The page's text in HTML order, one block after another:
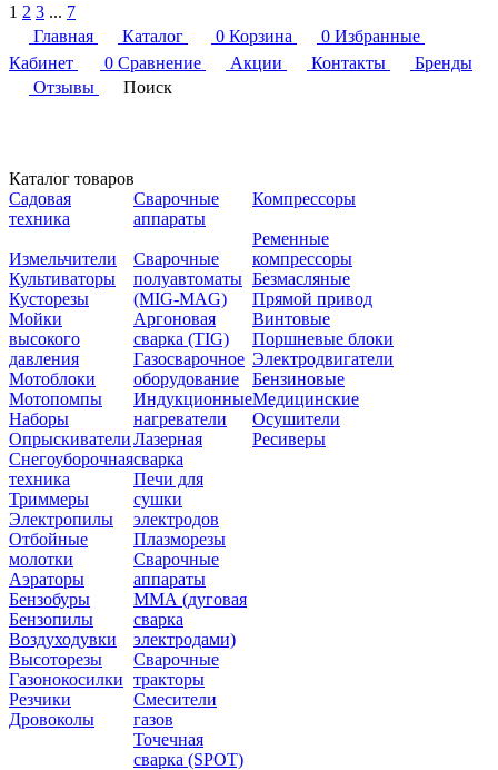
1 2 3 ... 7
Главная
Каталог 0 Корзина 0 Избранные
Кабинет
0 Сравнение Акции Контакты
Бренды
Отзывы
Поиск
Каталог товаров
Садовая
техника
Измельчители
Культиваторы
Кусторезы
Мойки
высокого
давления
Мотоблоки
Мотопомпы
Наборы
Опрыскиватели
Снегоуборочная
техника
Триммеры
Электропилы
Отбойные
молотки
Аэраторы
Бензобуры
Бензопилы
Воздуходувки
Высоторезы
Газонокосилки
Резчики
Дровоколы
Сварочные
аппараты
Сварочные
полуавтоматы
(MIG-MAG)
Аргоновая
сварка (TIG)
Газосварочное
оборудование
Индукционные
нагреватели
Лазерная
сварка
Печи для
сушки
электродов
Плазморезы
Сварочные
аппараты
ММА (дуговая
сварка
электродами)
Сварочные
тракторы
Смесители
газов
Точечная
сварка (SPOT)
Компрессоры
Ременные
компрессоры
Безмасляные
Прямой привод
Винтовые
Поршневые блоки
Электродвигатели
Бензиновые
Медицинские
Осушители
Ресиверы